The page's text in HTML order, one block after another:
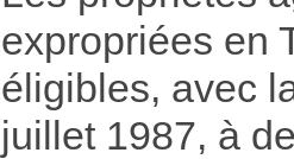
expropriées en
éligibles, avec
juillet 1987, à